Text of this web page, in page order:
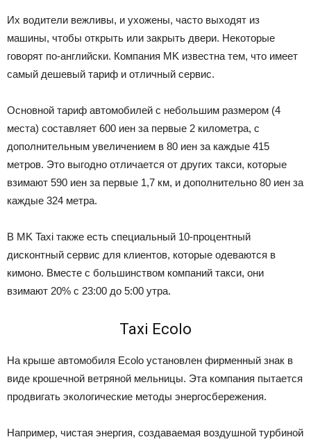
Их водители вежливы, и ухожены, часто выходят из
машины, чтобы открыть или закрыть двери. Некоторые
говорят по-английски. Компания MK известна тем, что имеет
самый дешевый тариф и отличный сервис.
Основной тариф автомобилей с небольшим размером (4
места) составляет 600 иен за первые 2 километра, с
дополнительным увеличением в 80 иен за каждые 415
метров. Это выгодно отличается от других такси, которые
взимают 590 иен за первые 1,7 км, и дополнительно 80 иен за
каждые 324 метра.
В MK Taxi также есть специальный 10-процентный
дисконтный сервис для клиентов, которые одеваются в
кимоно. Вместе с большинством компаний такси, они
взимают 20% с 23:00 до 5:00 утра.
Taxi Ecolo
На крыше автомобиля Ecolo установлен фирменный знак в
виде крошечной ветряной мельницы. Эта компания пытается
продвигать экологические методы энергосбережения.
Например, чистая энергия, создаваемая воздушной турбиной